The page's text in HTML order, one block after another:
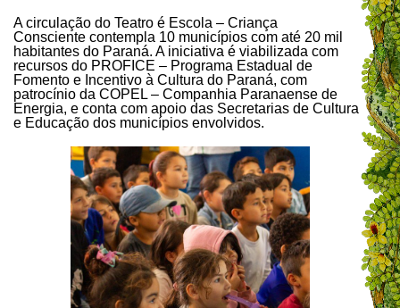
A circulação do Teatro é Escola – Criança
Consciente contempla 10 municípios com até 20 mil
habitantes do Paraná. A iniciativa é viabilizada com
recursos do PROFICE – Programa Estadual de
Fomento e Incentivo à Cultura do Paraná, com
patrocínio da COPEL – Companhia Paranaense de
Energia, e conta com apoio das Secretarias de Cultura
e Educação dos municípios envolvidos.